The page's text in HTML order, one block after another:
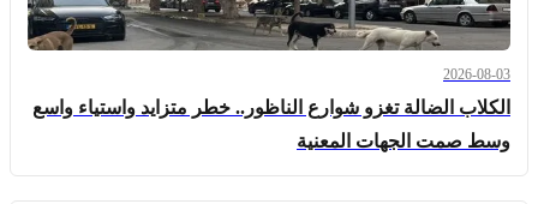
2026-08-03
الكلاب الضالة تغزو شوارع الناظور.. خطر متزايد واستياء واسع
وسط صمت الجهات المعنية